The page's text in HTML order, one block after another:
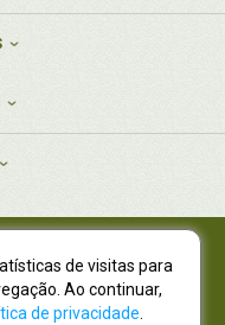
0001-19
0001-80
7665, São Lourenço |
de visitas para
Ao continuar,
de privacidade